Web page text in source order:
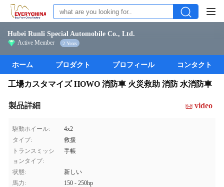
Hubei Runli Special Automobile Co., Ltd.
Active Member 2 Years
ホーム プロダクト プロフィール コンタクト
工場カスタマイズ HOWO 消防車 火災救助 消防 水消防車
製品詳細 video
駆動ホイール:
4x2
タイプ:
救援
トランスミッシ
ョンタイプ:
手帳
状態:
新しい
馬力:
150 - 250hp